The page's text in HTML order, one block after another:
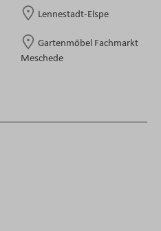
Lennestadt-Elspe
Gartenmöbel Fachmarkt
Meschede